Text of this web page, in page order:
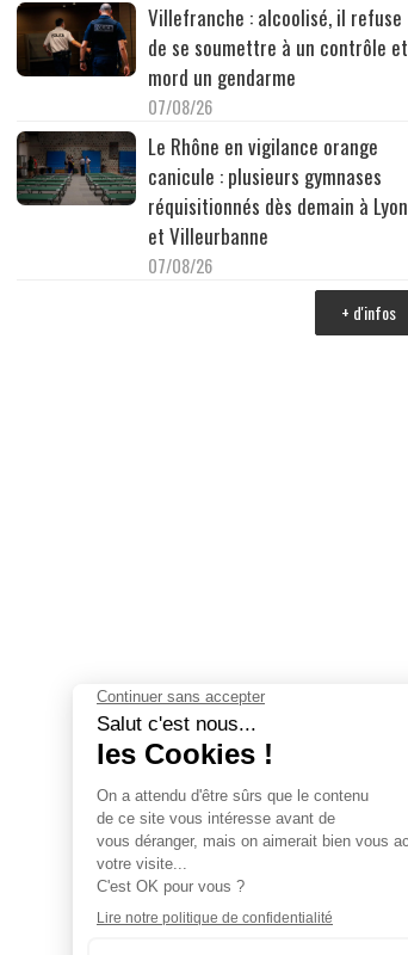
Villefranche : alcoolisé, il refuse
de se soumettre à un contrôle et
mord un gendarme
07/08/26
Le Rhône en vigilance orange
canicule : plusieurs gymnases
réquisitionnés dès demain à Lyon
et Villeurbanne
07/08/26
+ d'infos